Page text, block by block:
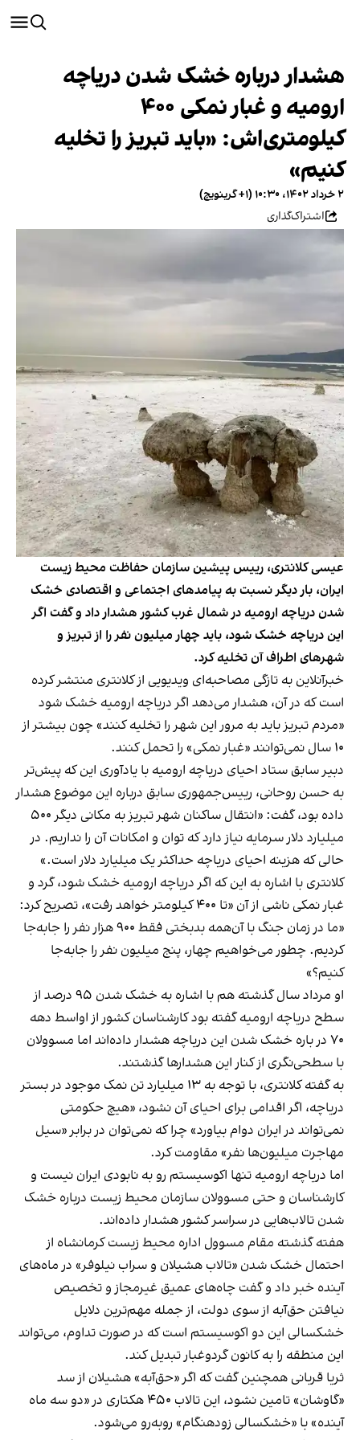
هشدار درباره خشک شدن دریاچه
ارومیه و غبار نمکی ۴۰۰
کیلومتری‌اش: «باید تبریز را تخلیه
کنیم»
۲ خرداد ۱۴۰۲، ۱۰:۳۰ (‎+۱ گرینویچ)
اشتراک‌گذاری
عیسی کلانتری، رییس پیشین سازمان حفاظت محیط‌ زیست
ایران، بار دیگر نسبت به پیامدهای اجتماعی و اقتصادی خشک
شدن دریاچه ارومیه در شمال‌ غرب کشور هشدار داد و گفت اگر
این دریاچه خشک شود، باید چهار میلیون نفر را از تبریز و
شهرهای اطراف آن تخلیه کرد.
خبرآنلاین به تازگی مصاحبه‌ای ویدیویی از کلانتری منتشر کرده
است که در آن، هشدار می‌دهد اگر دریاچه ارومیه خشک شود
«مردم تبریز باید به مرور این شهر را تخلیه کنند» چون بیشتر از
۱۰ سال نمی‌توانند «غبار نمکی» را تحمل کنند.
دبیر سابق ستاد احیای دریاچه ارومیه با یادآوری این که پیش‌تر
به حسن روحانی، رییس‌جمهوری سابق درباره این موضوع هشدار
داده بود، گفت: «انتقال ساکنان شهر تبریز به مکانی دیگر ۵۰۰
میلیارد دلار سرمایه نیاز دارد که توان و امکانات آن را نداریم. در
حالی‌ که هزینه احیای دریاچه حداکثر یک میلیارد دلار است.»
کلانتری با اشاره به این که اگر دریاچه ارومیه خشک شود، گرد و
غبار نمکی ناشی از آن «تا ۴۰۰ کیلومتر خواهد رفت»، تصریح کرد:
«ما در زمان جنگ با آن‌همه بدبختی فقط ۹۰۰ هزار نفر را جابه‌جا
کردیم. چطور می‌خواهیم چهار، پنج میلیون نفر را جابه‌جا
کنیم؟»
او مرداد سال گذشته هم با اشاره به خشک شدن ۹۵ درصد از
سطح دریاچه ارومیه گفته بود کارشناسان کشور از اواسط دهه
۷۰ در باره خشک شدن این دریاچه هشدار داده‌اند اما مسوولان
با سطحی‌نگری از کنار این هشدارها گذشتند.
به گفته کلانتری، با توجه به ۱۳ میلیارد تن نمک موجود در بستر
دریاچه، اگر اقدامی برای احیای آن نشود، «هیچ حکومتی
نمی‌تواند در ایران دوام بیاورد» چرا که نمی‌توان در برابر «سیل
مهاجرت میلیون‌ها نفر» مقاومت کرد.
اما دریاچه ارومیه تنها اکوسیستم رو به نابودی ایران نیست و
کارشناسان و حتی مسوولان سازمان محیط‌ زیست درباره خشک
شدن تالاب‌هایی در سراسر کشور هشدار داده‌اند.
هفته گذشته مقام مسوول اداره محیط‌ زیست کرمانشاه از
احتمال خشک شدن «تالاب هشیلان و سراب نیلوفر» در ماه‌های
آینده خبر داد و گفت چاه‌های عمیق غیرمجاز و تخصیص
نیافتن حق‌آبه از سوی دولت، از جمله مهم‌ترین دلایل
خشکسالی این دو اکوسیستم است که در صورت تداوم، می‌تواند
این منطقه را به کانون گردوغبار تبدیل کند.
ثریا قربانی همچنین گفت که اگر «حق‌آبه» هشیلان از سد
«گاوشان» تامین نشود، این تالاب ۴۵۰ هکتاری در «دو سه ماه
آینده» با «خشکسالی زودهنگام» روبه‌رو می‌شود.